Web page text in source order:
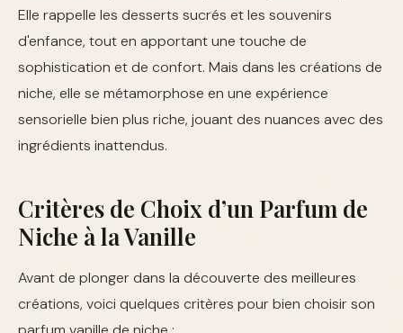
Elle rappelle les desserts sucrés et les souvenirs
d'enfance, tout en apportant une touche de
sophistication et de confort. Mais dans les créations de
niche, elle se métamorphose en une expérience
sensorielle bien plus riche, jouant des nuances avec des
ingrédients inattendus.
Critères de Choix d’un Parfum de
Niche à la Vanille
Avant de plonger dans la découverte des meilleures
créations, voici quelques critères pour bien choisir son